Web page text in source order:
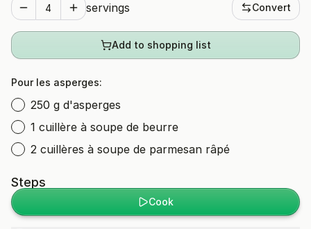
servings Convert
Add to shopping list
Pour les asperges:
250 g d'asperges
1 cuillère à soupe de beurre
2 cuillères à soupe de parmesan râpé
Steps
Cook